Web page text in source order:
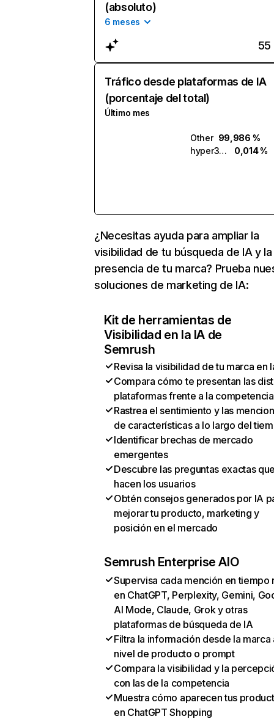
(absoluto)
6 meses
55
Tráfico desde plataformas de IA
(porcentaje del total)
Último mes
Other 99,986 %
hyper3d.ai
0,014 %
¿Necesitas ayuda para ampliar la
visibilidad de tu búsqueda de IA y la
presencia de tu marca? Prueba
soluciones de marketing de IA:
Kit de herramientas de
Visibilidad en la IA de
Semrush
Revisa la visibilidad de tu marca en
Compara cómo te presentan las
plataformas frente a la competencia
Rastrea el sentimiento y las
de características a lo largo del
Identificar brechas de mercado
emergentes
Descubre las preguntas exactas
hacen los usuarios
Obtén consejos generados por IA
mejorar tu producto, marketing y
posición en el mercado
Semrush Enterprise AIO
Supervisa cada mención en tiempo
en ChatGPT, Perplexity, Gemini,
AI Mode, Claude, Grok y otras
plataformas de búsqueda de IA
Filtra la información desde la marca
nivel de producto o prompt
Compara la visibilidad y la
con las de la competencia
Muestra cómo aparecen tus
en ChatGPT Shopping